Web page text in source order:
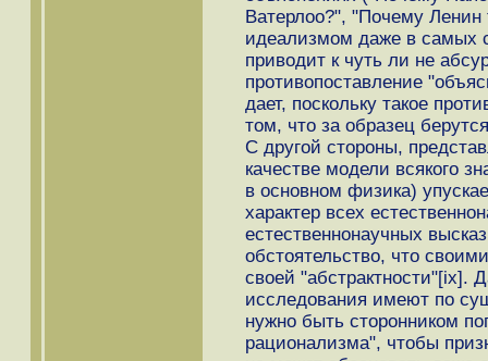
Ватерлоо?", "Почему Ленин
идеализмом даже в самых
приводит к чуть ли не
противопоставление
дает, поскольку такое
том, что за образец
С другой стороны,
качестве модели всякого
в основном физика)
характер всех
естественнонаучных
обстоятельство, что
своей "абстрактности"[ix].
исследования имеют по
нужно быть сторонником
рационализма", чтобы